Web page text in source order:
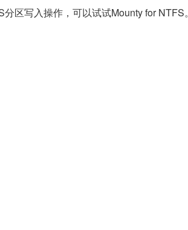
区写入操作，可以试试Mounty for NTFS。